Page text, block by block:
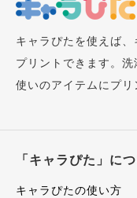
キャラぴたを使えば
プリントできます。
使いのアイテムにプリ
「キャラぴた」に
キャラぴたの使い方